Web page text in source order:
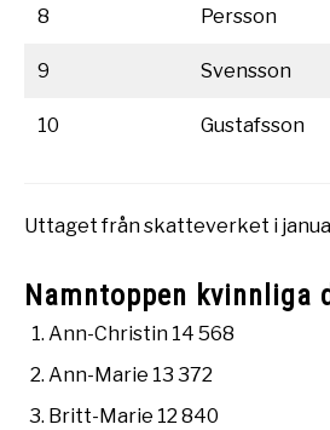
8 Persson
9 Svensson
10 Gustafsson
Uttaget från skatteverket i
Namntoppen kvinnliga
Ann-Christin 14 568
Ann-Marie 13 372
Britt-Marie 12 840